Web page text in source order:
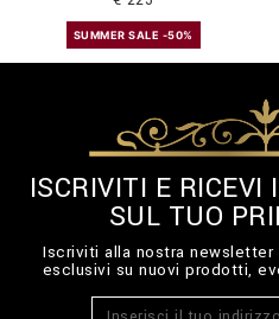
SUMMER SALE -50%
ISCRIVITI E RICEVI
SUL TUO
Iscriviti alla nostra
esclusivi su nuovi prodotti,